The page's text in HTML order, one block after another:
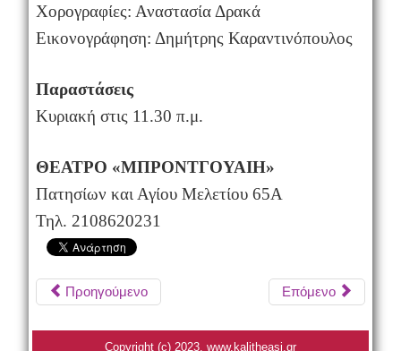
Χορογραφίες: Αναστασία Δρακά
Εικονογράφηση: Δημήτρης Καραντινόπουλος
Παραστάσεις
Κυριακή στις 11.30 π.μ.
ΘΕΑΤΡΟ «ΜΠΡΟΝΤΓΟΥΑΙΗ»
Πατησίων και Αγίου Μελετίου 65Α
Τηλ. 2108620231
Προηγούμενο Επόμενο
Copyright (c) 2023. www.kalitheasi.gr